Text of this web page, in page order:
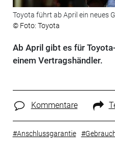
Toyota führt ab April ein neues
© Foto: Toyota
Ab April gibt es für
einem Vertragshändler.
Kommentare
#Anschlussgarantie